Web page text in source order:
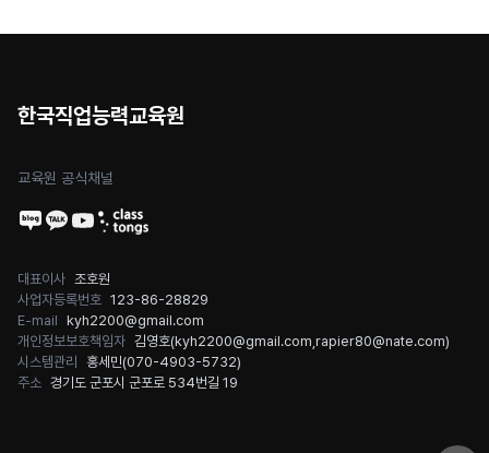
한국직업능력교육원
교육원 공식채널
대표이사 조호원
사업자등록번호 123-86-28829
E-mail kyh2200@gmail.com
개인정보보호책임자 김영호(kyh2200@gmail.com rapier80@nate.com)
시스템관리
홍세민(070-4903-5732)
주소 경기도 군포시 군포로 534번길 19